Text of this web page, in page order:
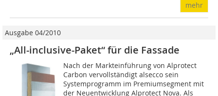
mehr
Ausgabe 04/2010
„All-inclusive-Paket“ für die Fassade
Nach der Markteinführung von Alprotect
Carbon vervollständigt alsecco sein
Systemprogramm im Premiumsegment mit
der Neuentwicklung Alprotect Nova. Als